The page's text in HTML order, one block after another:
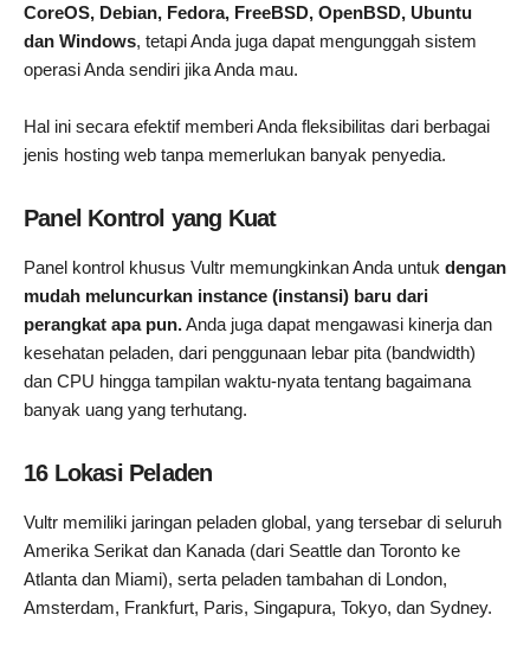
CoreOS, Debian, Fedora, FreeBSD, OpenBSD, Ubuntu
dan Windows, tetapi Anda juga dapat mengunggah sistem
operasi Anda sendiri jika Anda mau.
Hal ini secara efektif memberi Anda fleksibilitas dari berbagai
jenis hosting web tanpa memerlukan banyak penyedia.
Panel Kontrol yang Kuat
Panel kontrol khusus Vultr memungkinkan Anda untuk dengan
mudah meluncurkan instance (instansi) baru dari
perangkat apa pun.Anda juga dapat mengawasi kinerja dan
kesehatan peladen, dari penggunaan lebar pita (bandwidth)
dan CPU hingga tampilan waktu-nyata tentang bagaimana
banyak uang yang terhutang.
16 Lokasi Peladen
Vultr memiliki jaringan peladen global, yang tersebar di seluruh
Amerika Serikat dan Kanada (dari Seattle dan Toronto ke
Atlanta dan Miami), serta peladen tambahan di London,
Amsterdam, Frankfurt, Paris, Singapura, Tokyo, dan Sydney.